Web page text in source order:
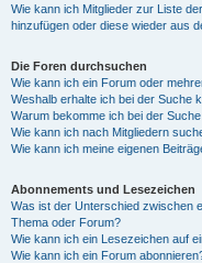
Wie kann ich Mitglieder zur Liste
hinzufügen oder diese wieder aus
Die Foren durchsuchen
Wie kann ich ein Forum oder
Weshalb erhalte ich bei der Suche
Warum bekomme ich bei der
Wie kann ich nach Mitgliedern
Wie kann ich meine eigenen
Abonnements und Lesezeichen
Was ist der Unterschied zwischen
Thema oder Forum?
Wie kann ich ein Lesezeichen auf
Wie kann ich ein Forum